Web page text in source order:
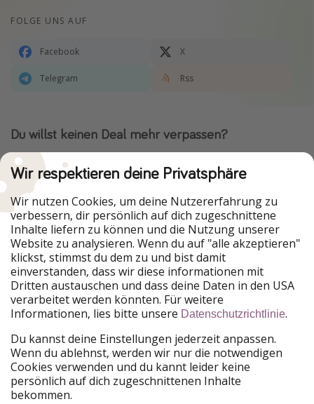
FOLGE UNS AUF
Facebook X
Telegram Rss
Du willst keinen Deal mehr verpassen?
Dann lade unsere App herunter.
Urlaubspiraten ist Teil der HolidayPirates Group
Unsere Märkte
PiratinViaggio
HolidayPirates
VakantiePiraten
WakacyjniPiraci
VoyagesPirates
Ferienpiraten
Urlaubspiraten
ViajerosPiratas
Unsere Gruppe
HolidayPirates Group
Wir respektieren deine Privatsphäre
Wir nutzen Cookies, um deine Nutzererfahrung zu
verbessern, dir persönlich auf dich zugeschnittene
Inhalte liefern zu können und die Nutzung unserer
Website zu analysieren. Wenn du auf "alle akzeptieren"
klickst, stimmst du dem zu und bist damit
einverstanden, dass wir diese informationen mit
Dritten austauschen und dass deine Daten in den USA
verarbeitet werden könnten. Für weitere
Informationen, lies bitte unsere Datenschutzrichtlinie.
Du kannst deine Einstellungen jederzeit anpassen.
Wenn du ablehnst, werden wir nur die notwendigen
Cookies verwenden und du kannt leider keine
persönlich auf dich zugeschnittenen Inhalte
bekommen.